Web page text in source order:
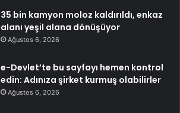
35 bin kamyon moloz kaldırıldı, enkaz
alanı yeşil alana dönüşüyor
Ağustos 6, 2026
e-Devlet’te bu sayfayı hemen kontrol
edin: Adınıza şirket kurmuş olabilirler
Ağustos 6, 2026